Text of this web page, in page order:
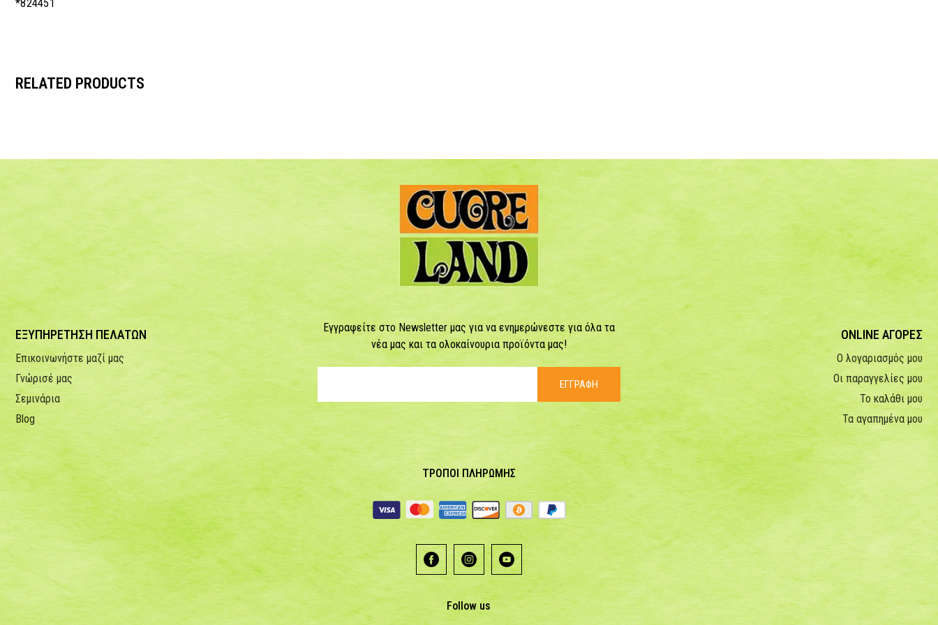
*824451
RELATED PRODUCTS
ΕΞΥΠΗΡΕΤΗΣΗ ΠΕΛΑΤΩΝ
Επικοινωνήστε μαζί μας
Γνώρισέ μας
Σεμινάρια
Blog
Εγγραφείτε στο Newsletter μας για να ενημερώνεστε για όλα τα
νέα μας και τα ολοκαίνουρια προϊόντα μας!
ΕΓΓΡΑΦΗ
ONLINE ΑΓΟΡΕΣ
Ο λογαριασμός μου
Οι παραγγελίες μου
Το καλάθι μου
Τα αγαπημένα μου
ΤΡΟΠΟΙ ΠΛΗΡΩΜΗΣ
Follow us